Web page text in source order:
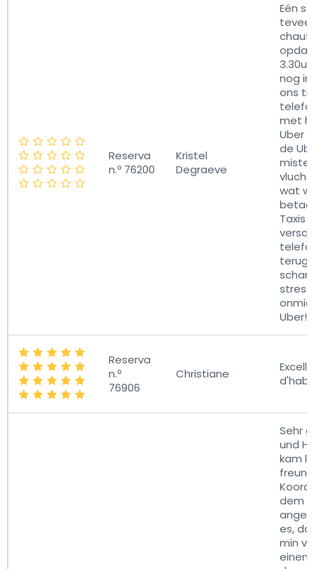
Reserva
n.º 76200
Kristel
Degraeve
Eén
3.30u
nog
ons
met
Uber
de
vlucht
wat
Taxis
Reserva
n.º
76906
Christiane
Sehr
und
kam
dem
es,
min